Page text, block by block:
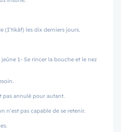
(I’tikâf) les dix derniers jours.
1- Se rincer la bouche et le nez
pas annulé pour autant.
n’est pas capable de se retenir.